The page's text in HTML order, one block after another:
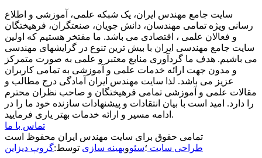
سایت جامع مهندس ایران، یک شبکه علمی، آموزشی و اطلاع
رسانی ویژه تمامی مهندسان، دانش جویان، صنعتگران، فرهیختگان
و فعالان علمی ، اقتصادی می باشد. ما مفتخر هستیم که اولین
سایت جامع مهندسی ایران با بیش ترین تنوع در گرایشهای مهندسی
می باشیم. هدف ما گردآوری منابع معتبر و علمی به صورت متمرکز
و مدون جهت ارائه خدمات علمی و آموزشی به تمامی کاربران
عزیز می باشد. لذا سایت مهندس ایران آمادگی درج مطالب و
مقالات علمی و آموزشی تمامی فرهیختگان و صاحب نظران محترم
را دارد. امید است با بیان انتقادات و پیشنهادات سازنده خود ما را در
ادامه مسیر و ارائه خدمات بهتر یاری فرمایید.
تماس با ما
تمامی حقوق برای سایت مهندس ایران محفوظ است
طراحی سایت ؛سئووبهینه سازی توسط:گروپ دیزاین